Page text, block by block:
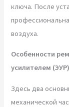
ключа. После
воздуха.
Особенности
усилителем (ЭУР)
Здесь два
механической